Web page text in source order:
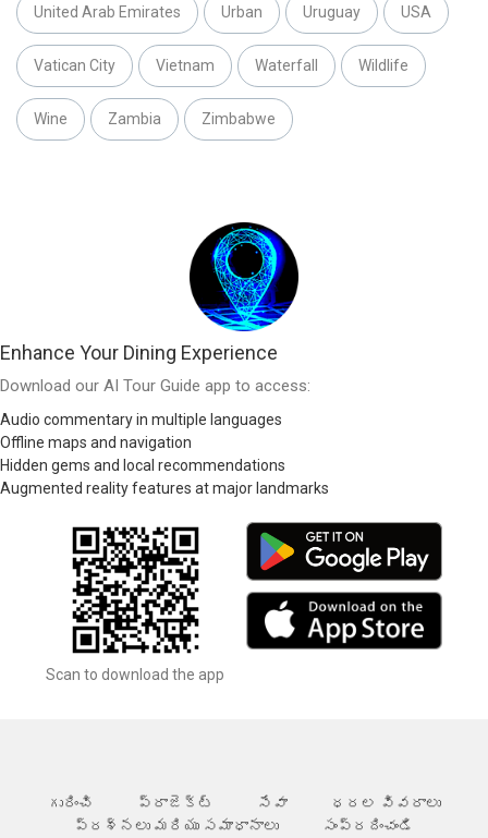
United Arab Emirates Urban Uruguay USA
Vatican City Vietnam Waterfall Wildlife
Wine Zambia Zimbabwe
Enhance Your Dining Experience
Download our AI Tour Guide app to access:
Audio commentary in multiple languages
Offline maps and navigation
Hidden gems and local recommendations
Augmented reality features at major landmarks
Scan to download the app
గురించి ప్రాజెక్ట్ సేవా
ధరల వివరాలు
ప్రశ్నలు మరియు సమాధానాలు
సంప్రదించండి